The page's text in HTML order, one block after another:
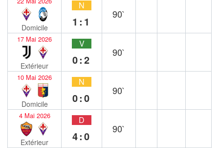
Domicile
N
1:1
90`
17 Mai 2026
Extérieur
V
0:2
90`
10 Mai 2026
Domicile
N
0:0
90`
4 Mai 2026
Extérieur
D
4:0
90`